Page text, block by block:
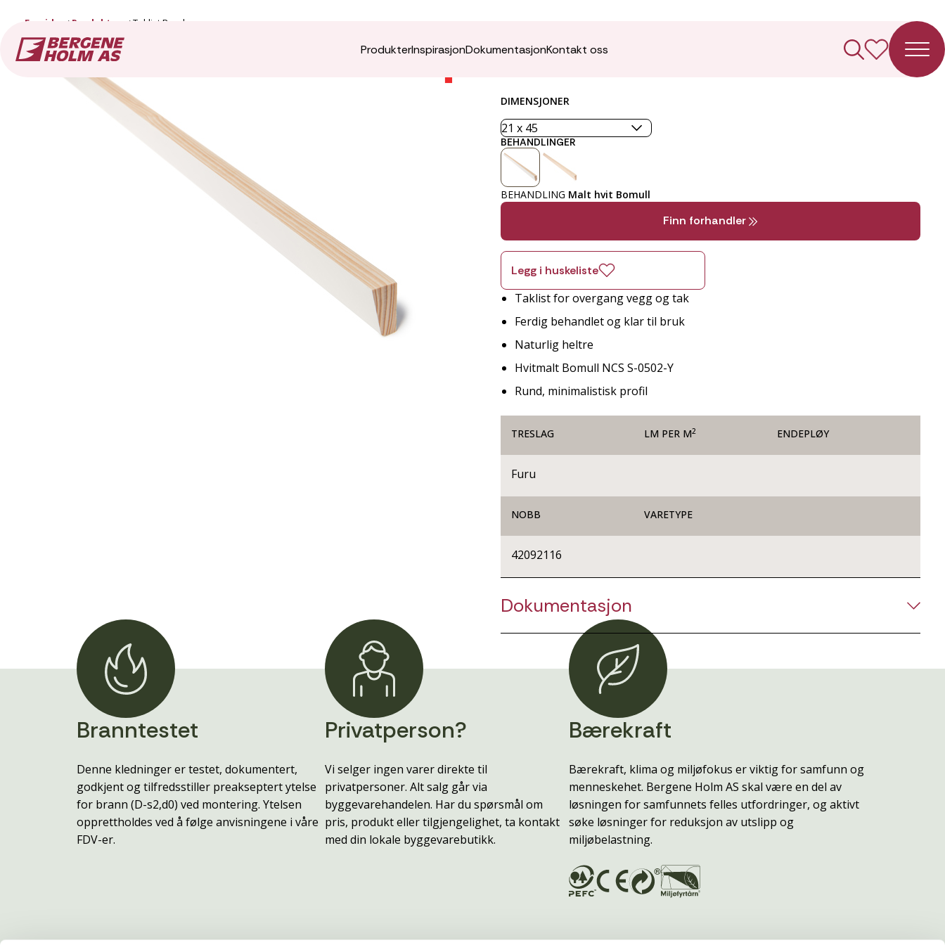
ProdukterInspirasjonDokumentasjonKontakt oss
Forside Produkter Taklist Rund
Taklist Rund
DIMENSJONER
BEHANDLINGER
BEHANDLING Malt hvit Bomull
Finn forhandler
Legg i huskeliste
Taklist for overgang vegg og tak
Ferdig behandlet og klar til bruk
Naturlig heltre
Hvitmalt Bomull NCS S-0502-Y
Rund, minimalistisk profil
TRESLAG LM PER M2 ENDEPLØY
Furu
NOBB VARETYPE
42092116
Dokumentasjon
Branntestet
Denne kledninger er testet, dokumentert,
godkjent og tilfredsstiller preakseptert ytelse
for brann (D-s2,d0) ved montering. Ytelsen
opprettholdes ved å følge anvisningene i våre
FDV-er.
Privatperson?
Vi selger ingen varer direkte til
privatpersoner. Alt salg går via
byggevarehandelen. Har du spørsmål om
pris, produkt eller tilgjengelighet, ta kontakt
med din lokale byggevarebutikk.
Bærekraft
Bærekraft, klima og miljøfokus er viktig for samfunn og
menneskehet. Bergene Holm AS skal være en del av
løsningen for samfunnets felles utfordringer, og aktivt
søke løsninger for reduksjon av utslipp og
miljøbelastning.